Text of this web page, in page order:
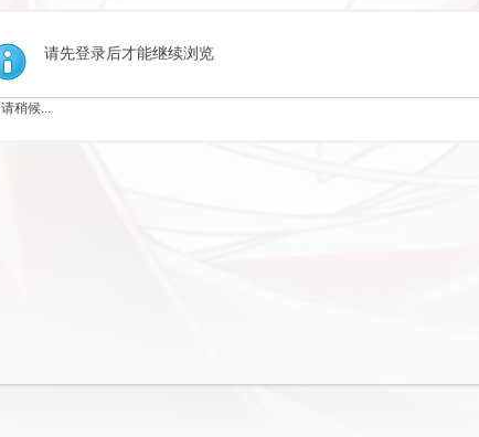
请先登录后才能继续浏览
请稍候...